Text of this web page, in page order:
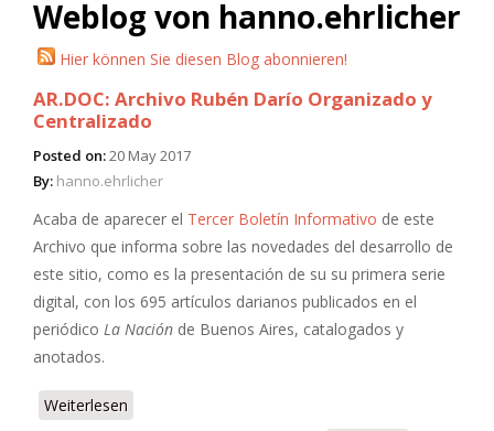
Weblog von hanno.ehrlicher
Hier können Sie diesen Blog abonnieren!
AR.DOC: Archivo Rubén Darío Organizado y
Centralizado
Posted on:20 May 2017
By: hanno.ehrlicher
Acaba de aparecer el Tercer Boletín Informativo de este
Archivo que informa sobre las novedades del desarrollo de
este sitio, como es la presentación de su su primera serie
digital, con los 695 artículos darianos publicados en el
periódico La Nación de Buenos Aires, catalogados y
anotados.
Weiterlesen